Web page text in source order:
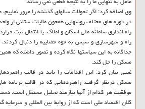
وی اضافه کرد: اگر تحولات سالهای گذشته را مرور
در دوره های مختلف روشهایی همچون مالیات ستانی از
راه اندازی سامانه ملی اسکان و املاک، یا انتقال ثبت
راه و شهرسازی و سپس به قوه قضاییه را دنبال
جداگانه به این سیاستها نگاه کرده و تصور داشته که
مسکن را حل کند.
غیبی بیان کرد: این اقدامات را باید در قالب
مسکن درنظر گرفت؛ راهبردهایی که در قالب برنامه
موفقیت هر کدام از آنها نیازمند تحلیل مستقل است.
کلان اقتصاد ملی است که از روابط بین المللی و